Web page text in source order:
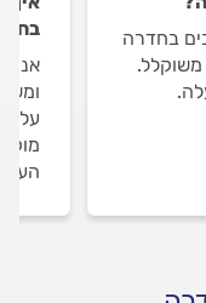
בחדרה
משוקלל.
על